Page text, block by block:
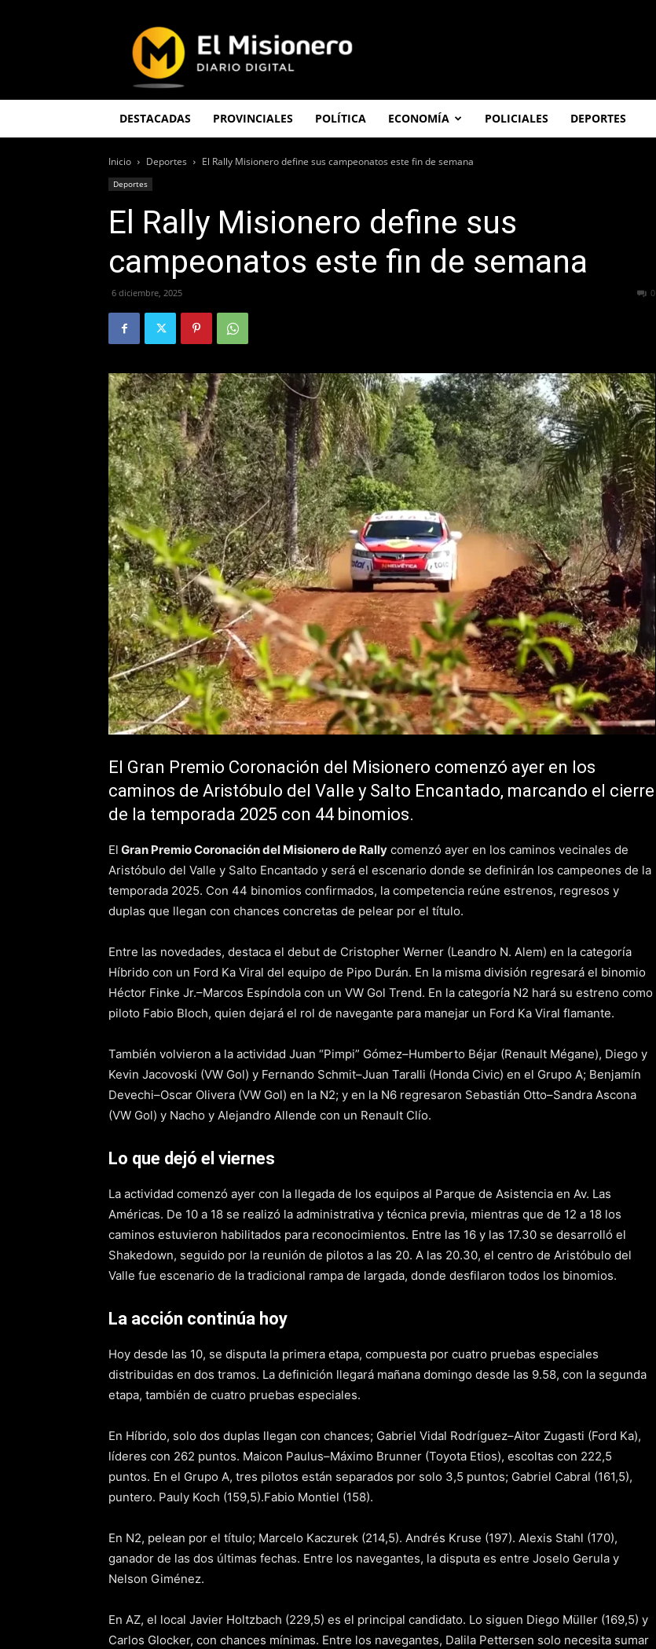
Misionero
DESTACADAS PROVINCIALES POLÍTICA ECONOMÍA POLICIALES DEPORTES
Inicio Deportes El Rally Misionero define sus campeonatos este fin de semana
Deportes
El Rally Misionero define sus
campeonatos este fin de semana
6 diciembre, 2025 0
El Gran Premio Coronación del Misionero comenzó ayer en los
caminos de Aristóbulo del Valle y Salto Encantado, marcando el cierre
de la temporada 2025 con 44 binomios.
El Gran Premio Coronación del Misionero de Rally comenzó ayer en los caminos vecinales de
Aristóbulo del Valle y Salto Encantado y será el escenario donde se definirán los campeones de la
temporada 2025. Con 44 binomios confirmados, la competencia reúne estrenos, regresos y
duplas que llegan con chances concretas de pelear por el título.
Entre las novedades, destaca el debut de Cristopher Werner (Leandro N. Alem) en la categoría
Híbrido con un Ford Ka Viral del equipo de Pipo Durán. En la misma división regresará el binomio
Héctor Finke Jr.–Marcos Espíndola con un VW Gol Trend. En la categoría N2 hará su estreno como
piloto Fabio Bloch, quien dejará el rol de navegante para manejar un Ford Ka Viral flamante.
También volvieron a la actividad Juan “Pimpi” Gómez–Humberto Béjar (Renault Mégane), Diego y
Kevin Jacovoski (VW Gol) y Fernando Schmit–Juan Taralli (Honda Civic) en el Grupo A; Benjamín
Devechi–Oscar Olivera (VW Gol) en la N2; y en la N6 regresaron Sebastián Otto–Sandra Ascona
(VW Gol) y Nacho y Alejandro Allende con un Renault Clío.
Lo que dejó el viernes
La actividad comenzó ayer con la llegada de los equipos al Parque de Asistencia en Av. Las
Américas. De 10 a 18 se realizó la administrativa y técnica previa, mientras que de 12 a 18 los
caminos estuvieron habilitados para reconocimientos. Entre las 16 y las 17.30 se desarrolló el
Shakedown, seguido por la reunión de pilotos a las 20. A las 20.30, el centro de Aristóbulo del
Valle fue escenario de la tradicional rampa de largada, donde desfilaron todos los binomios.
La acción continúa hoy
Hoy desde las 10, se disputa la primera etapa, compuesta por cuatro pruebas especiales
distribuidas en dos tramos. La definición llegará mañana domingo desde las 9.58, con la segunda
etapa, también de cuatro pruebas especiales.
En Híbrido, solo dos duplas llegan con chances; Gabriel Vidal Rodríguez–Aitor Zugasti (Ford Ka),
líderes con 262 puntos. Maicon Paulus–Máximo Brunner (Toyota Etios), escoltas con 222,5
puntos. En el Grupo A, tres pilotos están separados por solo 3,5 puntos; Gabriel Cabral (161,5),
puntero. Pauly Koch (159,5).Fabio Montiel (158).
En N2, pelean por el título; Marcelo Kaczurek (214,5). Andrés Kruse (197). Alexis Stahl (170),
ganador de las dos últimas fechas. Entre los navegantes, la disputa es entre Joselo Gerula y
Nelson Giménez.
En AZ, el local Javier Holtzbach (229,5) es el principal candidato. Lo siguen Diego Müller (169,5) y
Carlos Glocker, con chances mínimas. Entre los navegantes, Dalila Pettersen solo necesita sumar